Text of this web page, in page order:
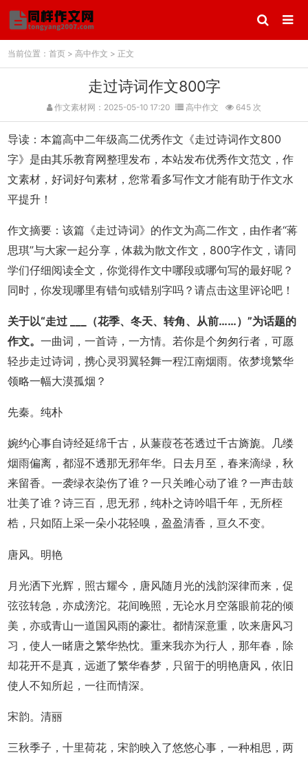
当前位置： 首页> 高中作文 > 正文
走过诗词作文800字
作文素材网：2025-05-10 17:20 高中作文 645 次
导读：本篇高中二年级高二优秀作文《走过诗词作文800
字》是由其乐教育网整理发布，本站发布优秀作文范文，作
文素材，好词好句素材，您常看多写作文才能有助于作文水
平提升！
作文摘要：该篇《走过诗词》的作文为高二作文，由作者“蒋
思琪”与大家一起分享，体裁为散文作文，800字作文，请同
学们仔细阅读全文，你觉得作文中哪段或哪句写的最好呢？
同时，你发现哪里有错句或错别字吗？请点击这里评论吧！
关于以“走过 ___（花季、冬天、转角、从前……）”为话题的
作文。 一曲词，一首诗，一方情。若你是个匆匆行者，可愿
轻步走过诗词，携心灵羽翼轻舞一程江南烟雨。依梦境繁华
领略一幅大漠孤烟？
先秦。纯朴
婉约心事自诗经延绵千古，从蒹葭苍苍透过千古旖旎。几缕
烟雨偏离，都湿不透那无邪年华。日去月至，春来滴绿，秋
来留香。一袭绿衣染伤了谁？一只关雎心动了谁？一声击鼓
壮美了谁？诗三百，思无邪，纯朴之诗吟唱千年，无所桎
梏，只如陌上采一朵小花轻嗅，盈盈清香，亘久不变。
唐风。明艳
月光洒下光辉，照古耀今，唐风随月光的浅韵深律而来，促
弦弦转急，亦成滂沱。花间晚照，无论水月空落眼前花的倾
美，亦或青山一道国风雨的豪壮。都情深意重，吹来唐风习
习，使人一睹唐之繁华热忱。重来我亦为行人，那年春，除
却花开不是真，远逝了繁华春梦，只留于的明艳唐风，依旧
使人不知所起，一往而情深。
宋韵。清丽
三秋季子，十里荷花，宋韵映入了悠悠心事，一种相思，两